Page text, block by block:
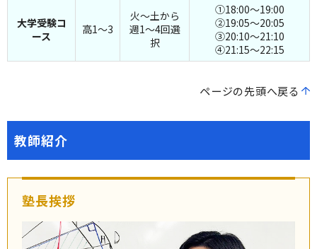
大学受験コ
ース
高1～3
火～土から
週1～4回選
択
①18:00～19:00
②19:05～20:05
③20:10～21:10
④21:15～22:15
ページの先頭へ戻る
教師紹介
塾長挨拶